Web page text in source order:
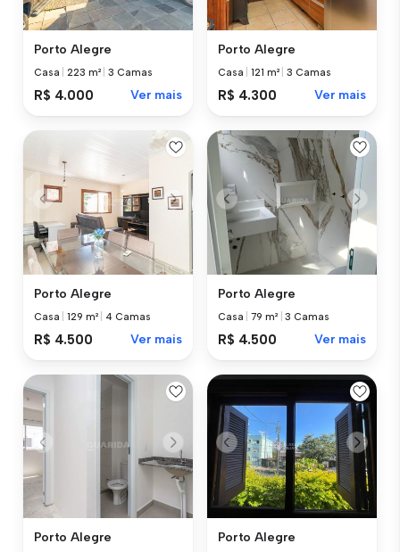
Porto Alegre
Casa |223 m² |3 Camas
R$ 4.000 Ver mais
Porto Alegre
Casa |121 m² |3 Camas
R$ 4.300 Ver mais
Porto Alegre
Casa |129 m² 4 Camas
R$ 4.500 Ver mais
Porto Alegre
Casa |79 m² |3 Camas
R$ 4.500 Ver mais
Porto Alegre Porto Alegre